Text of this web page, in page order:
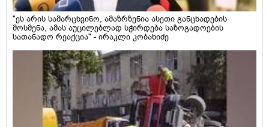
"ეს არის სამარცხვინო, ამაზრზენია ასეთი განცხადების
მოსმენა, ამას აუცილებლად სჭირდება საზოგადოების
სათანადო რეაქცია" - ირაკლი კობახიძე